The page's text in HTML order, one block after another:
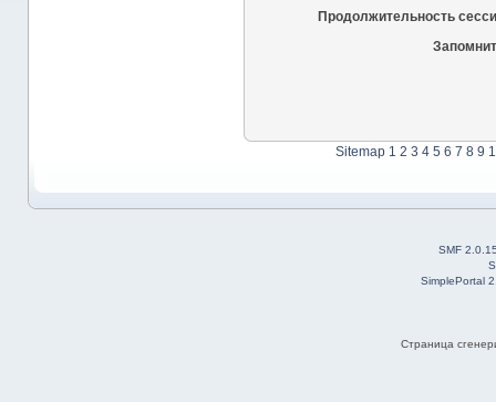
Продолжительность
Sitemap 1 2 3 4 5 6 7 8 9
SMF
SimplePortal
Страница